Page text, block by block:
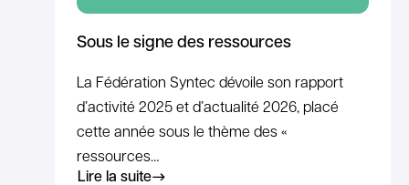
Sous le signe des ressources
La Fédération Syntec dévoile son rapport
d’activité 2025 et d’actualité 2026, placé
cette année sous le thème des «
ressources…
Lire la suite